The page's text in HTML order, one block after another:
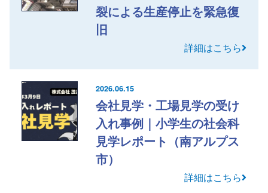
裂による生産停止を緊急復
旧
詳細はこちら
2026.06.15
会社見学・工場見学の受け
入れ事例｜小学生の社会科
見学レポート（南アルプス
市）
詳細はこちら